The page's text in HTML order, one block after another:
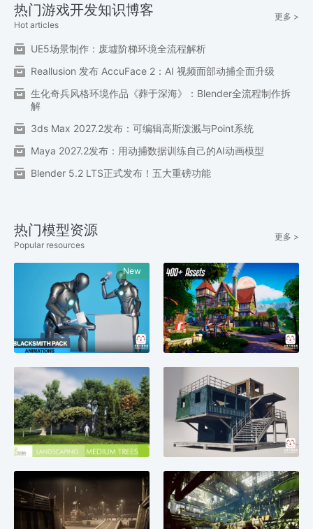
热门游戏开发知识博客
Hot articles
更多 >
UE5场景制作：废墟阶梯环境全流程解析
Reallusion 发布 AccuFace 2：AI 视频面部动捕全面升级
生化奇兵风格环境作品《葬于深海》：Blender全流程制作拆
解
3ds Max 2027.2发布：可编辑高斯泼溅与Point系统
Maya 2027.2发布：用动捕数据训练自己的AI动画模型
Blender 5.2 LTS正式发布！五大重磅功能
热门模型资源
Popular resources
更多 >